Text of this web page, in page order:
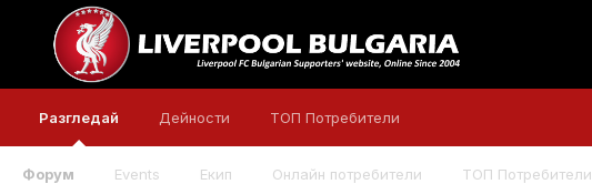
Разгледай
Форум Events Екип Онлайн потребители ТОП Потребители
Дейности ТОП Потребители